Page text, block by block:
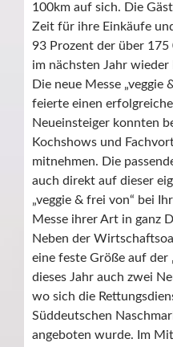
100km auf sich. Die
Zeit für ihre Einkäufe
93 Prozent der über
im nächsten Jahr wieder
Die neue Messe
feierte einen
Neueinsteiger konnten
Kochshows und
mitnehmen. Die
auch direkt auf dieser
„veggie & frei von“ bei
Messe ihrer Art in ganz
Neben der
eine feste Größe auf der
dieses Jahr auch zwei
wo sich die
Süddeutschen
angeboten wurde. Im